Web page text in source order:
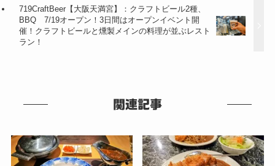
719CraftBeer【大阪天満宮】：クラフトビール2種、
BBQ 7/19オープン！3日間はオープンイベント開
催！クラフトビールと燻製メインの料理が並ぶレスト
ラン！
関連記事